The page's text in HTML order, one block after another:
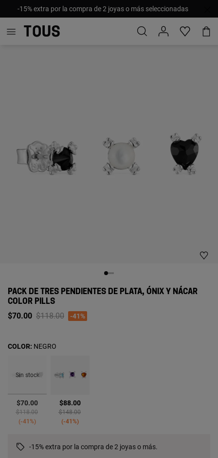
-15% extra por la compra de 2 joyas o más seleccionadas
PACK DE TRES PENDIENTES DE PLATA, ÓNIX Y NÁCAR
COLOR PILLS
$70.00 Price reduced from
$118.00to-41%
Sin stock
seleccionado
$70.00
Price reduced from
$118.00to
-41%
$88.00
Price reduced from
$148.00to
-41%
COLOR: NEGRO
-15% extra por la compra de 2 joyas o más.